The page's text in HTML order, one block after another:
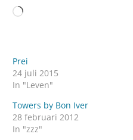
Aan
Prei
24 juli 2015
In "Leven"
Towers by Bon Iver
28 februari 2012
In "zzz"